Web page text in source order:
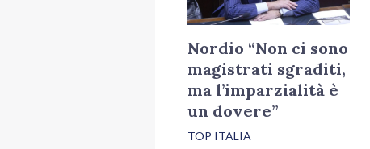
Nordio “Non ci sono
magistrati sgraditi,
ma l’imparzialità è
un dovere”
TOP ITALIA